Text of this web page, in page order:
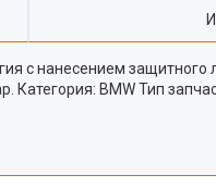
с нанесением
BMW Тип